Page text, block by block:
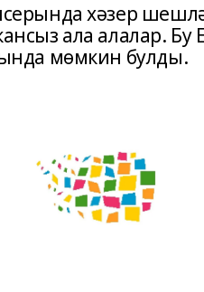
хәзер
ала алалар. Бу
мөмкин булды.